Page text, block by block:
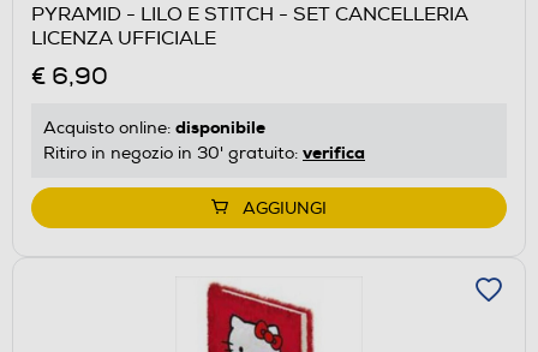
PYRAMID - LILO E STITCH - SET CANCELLERIA
LICENZA UFFICIALE
€ 6,90
Acquisto online: disponibile
Ritiro in negozio in 30' gratuito: verifica
AGGIUNGI